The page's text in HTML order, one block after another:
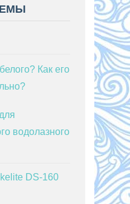
Как его
водолазного
DS-160